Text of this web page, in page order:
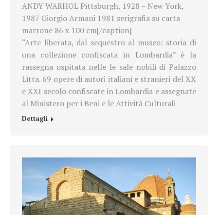
ANDY WARHOL Pittsburgh, 1928 – New York,
1987 Giorgio Armani 1981 serigrafia su carta
marrone 86 x 100 cm[/caption]
“Arte liberata, dal sequestro al museo: storia di
una collezione confiscata in Lombardia” è la
rassegna ospitata nelle le sale nobili di Palazzo
Litta. 69 opere di autori italiani e stranieri del XX
e XXI secolo confiscate in Lombardia e assegnate
al Ministero per i Beni e le Attività Culturali
Dettagli